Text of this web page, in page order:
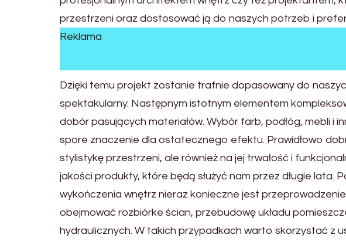
przestrzeni oraz dostosować ją do naszych potrzeb i
Reklama
Dzięki temu projekt zostanie trafnie dopasowany do
spektakularny. Następnym istotnym elementem
dobór pasujących materiałów. Wybór farb, podłóg, mebli i
spore znaczenie dla ostatecznego efektu. Prawidłowo
stylistykę przestrzeni, ale również na jej trwałość i
jakości produkty, które będą służyć nam przez długie lata.
wykończenia wnętrz nieraz konieczne jest
obejmować rozbiórke ścian, przebudowę układu
hydraulicznych. W takich przypadkach warto skorzystać z